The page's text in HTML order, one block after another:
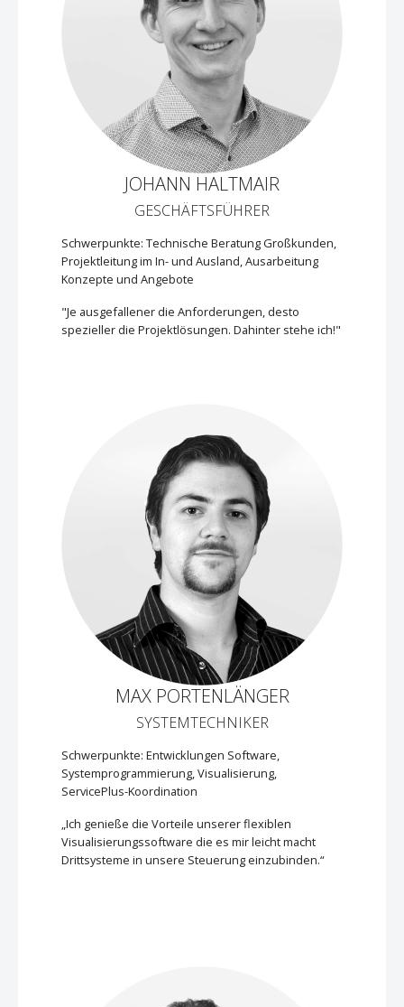
JOHANN HALTMAIR
GESCHÄFTSFÜHRER
Schwerpunkte: Technische Beratung Großkunden,
Projektleitung im In- und Ausland, Ausarbeitung
Konzepte und Angebote
"Je ausgefallener die Anforderungen, desto
spezieller die Projektlösungen. Dahinter stehe ich!"
MAX PORTENLÄNGER
SYSTEMTECHNIKER
Schwerpunkte: Entwicklungen Software,
Systemprogrammierung, Visualisierung,
ServicePlus-Koordination
„Ich genieße die Vorteile unserer flexiblen
Visualisierungssoftware die es mir leicht macht
Drittsysteme in unsere Steuerung einzubinden.“